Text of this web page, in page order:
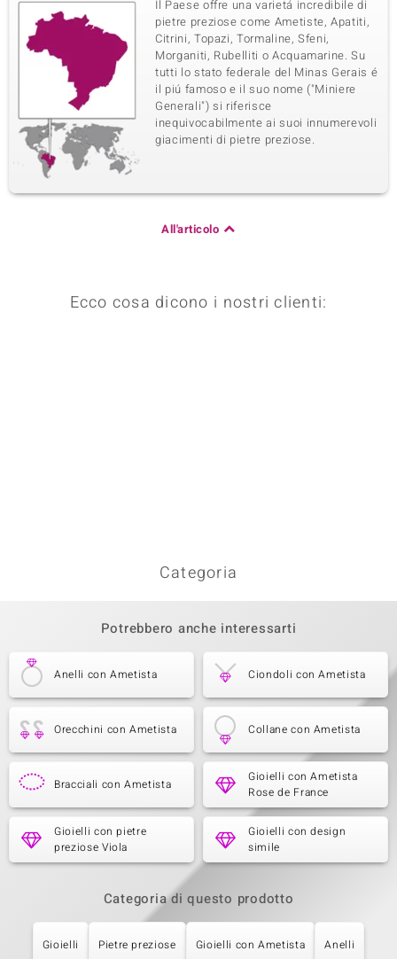
Il Paese offre una varietá incredibile di
pietre preziose come Ametiste, Apatiti,
Citrini, Topazi, Tormaline, Sfeni,
Morganiti, Rubelliti o Acquamarine. Su
tutti lo stato federale del Minas Gerais é
il piú famoso e il suo nome ("Miniere
Generali") si riferisce
inequivocabilmente ai suoi innumerevoli
giacimenti di pietre preziose.
All'articolo
Ecco cosa dicono i nostri clienti:
Categoria
Potrebbero anche interessarti
Anelli con Ametista Ciondoli con Ametista
Orecchini con Ametista Collane con Ametista
Bracciali con Ametista
Gioielli con Ametista
Rose de France
Gioielli con pietre
preziose Viola
Gioielli con design
simile
Categoria di questo prodotto
Gioielli Pietre preziose Gioielli con Ametista Anelli